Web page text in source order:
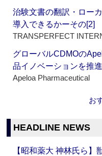
治験文書の翻訳・ロー
導入できるかーその[2]
TRANSPERFECT
グローバルCDMOの
品イノベーションを推進
Apeloa Pharmaceutical
お
HEADLINE NEWS
【昭和薬大 神林氏ら】